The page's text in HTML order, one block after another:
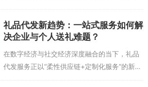
技术优势和服务创新，为商家提供一站式物流
解决方案，有效降低运营成本。平台整合全国
超200家物流渠道，支持顺丰、中通、圆通...
礼品代发新趋势：一站式服务如何解
决企业与个人送礼难题？
在数字经济与社交经济深度融合的当下，礼品
代发服务正以“柔性供应链+定制化服务”的新形
态，成为企业营销与个人送礼的核心解决方